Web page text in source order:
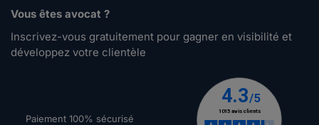
Vous êtes avocat ?
Inscrivez-vous gratuitement pour gagner en visibilité et
développez votre clientèle
Paiement 100% sécurisé